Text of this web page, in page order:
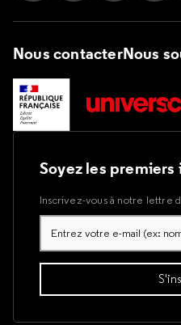
Nous contacterNous
Soyez les premiers
Inscrivez-vous à notre lettre